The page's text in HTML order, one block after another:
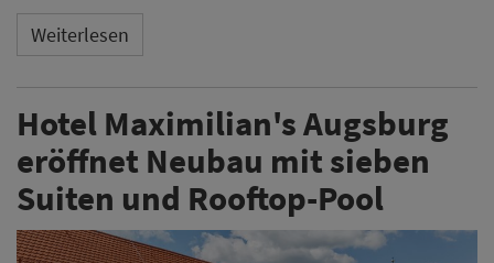
Weiterlesen
Hotel Maximilian's Augsburg
eröffnet Neubau mit sieben
Suiten und Rooftop-Pool